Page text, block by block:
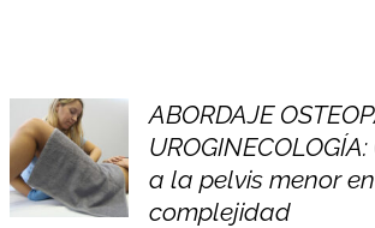
ABORDAJE
a la pelvis menor
complejidad